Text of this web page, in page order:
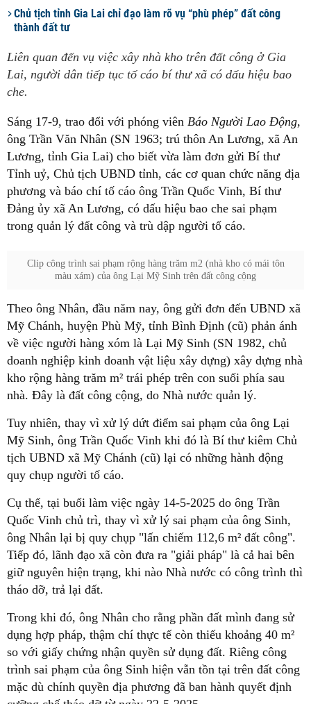
Chủ tịch tỉnh Gia Lai chỉ đạo làm rõ vụ “phù phép” đất công
thành đất tư
Liên quan đến vụ việc xây nhà kho trên đất công ở Gia
Lai, người dân tiếp tục tố cáo bí thư xã có dấu hiệu bao
che.
Sáng 17-9, trao đổi với phóng viên Báo Người Lao Động,
ông Trần Văn Nhân (SN 1963; trú thôn An Lương, xã An
Lương, tỉnh Gia Lai) cho biết vừa làm đơn gửi Bí thư
Tỉnh uỷ, Chủ tịch UBND tỉnh, các cơ quan chức năng địa
phương và báo chí tố cáo ông Trần Quốc Vinh, Bí thư
Đảng ủy xã An Lương, có dấu hiệu bao che sai phạm
trong quản lý đất công và trù dập người tố cáo.
Clip công trình sai phạm rộng hàng trăm m2 (nhà kho có mái tôn
màu xám) của ông Lại Mỹ Sinh trên đất công cộng
Theo ông Nhân, đầu năm nay, ông gửi đơn đến UBND xã
Mỹ Chánh, huyện Phù Mỹ, tỉnh Bình Định (cũ) phản ánh
về việc người hàng xóm là Lại Mỹ Sinh (SN 1982, chủ
doanh nghiệp kinh doanh vật liệu xây dựng) xây dựng nhà
kho rộng hàng trăm m² trái phép trên con suối phía sau
nhà. Đây là đất công cộng, do Nhà nước quản lý.
Tuy nhiên, thay vì xử lý dứt điểm sai phạm của ông Lại
Mỹ Sinh, ông Trần Quốc Vinh khi đó là Bí thư kiêm Chủ
tịch UBND xã Mỹ Chánh (cũ) lại có những hành động
quy chụp người tố cáo.
Cụ thể, tại buổi làm việc ngày 14-5-2025 do ông Trần
Quốc Vinh chủ trì, thay vì xử lý sai phạm của ông Sinh,
ông Nhân lại bị quy chụp "lấn chiếm 112,6 m² đất công".
Tiếp đó, lãnh đạo xã còn đưa ra "giải pháp" là cả hai bên
giữ nguyên hiện trạng, khi nào Nhà nước có công trình thì
tháo dỡ, trả lại đất.
Trong khi đó, ông Nhân cho rằng phần đất mình đang sử
dụng hợp pháp, thậm chí thực tế còn thiếu khoảng 40 m²
so với giấy chứng nhận quyền sử dụng đất. Riêng công
trình sai phạm của ông Sinh hiện vẫn tồn tại trên đất công
mặc dù chính quyền địa phương đã ban hành quyết định